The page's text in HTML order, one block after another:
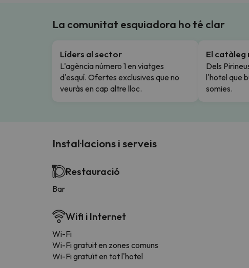
La comunitat esquiadora ho té clar
Líders al sector
L'agència número 1 en viatges
d'esquí. Ofertes exclusives que no
veuràs en cap altre lloc.
El catàleg
Dels
l'hotel que
somies.
Instal·lacions i serveis
Restauració
Bar
Wifi i Internet
Wi-Fi
Wi-Fi gratuit en zones comuns
Wi-Fi gratuït en tot l'hotel